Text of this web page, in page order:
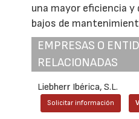
una mayor eficiencia
bajos de
EMPRESAS O
RELACIONADAS
Liebherr Ibérica, S.L.
Solicitar información